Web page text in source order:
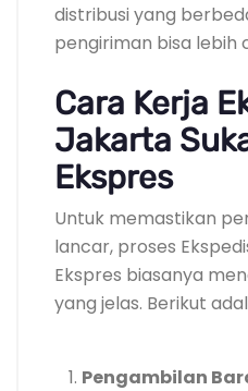
distribusi yang
pengiriman bisa lebih
Cara Kerja
Jakarta
Ekspres
Untuk memastikan
lancar, proses
Ekspres biasanya
yang jelas. Berikut
Pengambilan